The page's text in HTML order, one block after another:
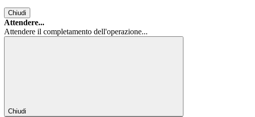
Chiudi
Attendere...
Attendere il completamento dell'operazione...
Chiudi